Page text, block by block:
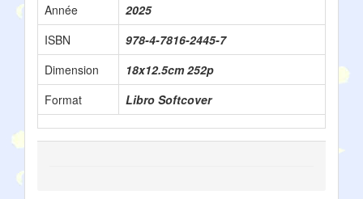
Année
2025
ISBN
978-4-7816-2445-7
Dimension
18x12.5cm 252p
Format
Libro Softcover